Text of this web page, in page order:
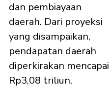
dan pembiayaan
daerah. Dari proyeksi
yang disampaikan,
pendapatan daerah
diperkirakan mencapai
Rp3,08 triliun,